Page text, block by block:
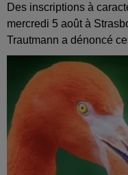
Des inscriptions à
mercredi 5 août à
Trautmann a dénoncé